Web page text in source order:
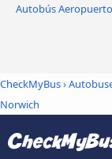
Autobús
CheckMyBus›
Norwich